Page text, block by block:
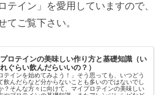
テイン」を愛用していますので、
てご覧下さい。
ロテインの美味しい作り方と基礎知識（い
ぐらい飲んだらいいの？）
テインを始めてみよう！」そう思っても、いつどう
飲んだらなど分からないことも多いのではないでし
？そんな方々に向けて、マイプロテインの美味しい